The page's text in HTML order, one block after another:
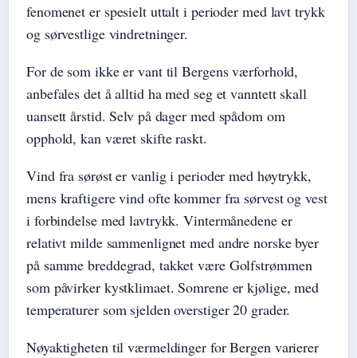
fenomenet er spesielt uttalt i perioder med lavt trykk
og sørvestlige vindretninger.
For de som ikke er vant til Bergens værforhold,
anbefales det å alltid ha med seg et vanntett skall
uansett årstid. Selv på dager med spådom om
opphold, kan været skifte raskt.
Vind fra sørøst er vanlig i perioder med høytrykk,
mens kraftigere vind ofte kommer fra sørvest og vest
i forbindelse med lavtrykk. Vintermånedene er
relativt milde sammenlignet med andre norske byer
på samme breddegrad, takket være Golfstrømmen
som påvirker kystklimaet. Somrene er kjølige, med
temperaturer som sjelden overstiger 20 grader.
Nøyaktigheten til værmeldinger for Bergen varierer